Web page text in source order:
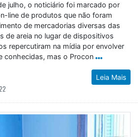
julho, o noticiário foi marcado por
line de produtos que não foram
de mercadorias diversas das
de areia no lugar de dispositivos
repercutiram na mídia por envolver
conhecidas, mas o Procon
Leia Mais